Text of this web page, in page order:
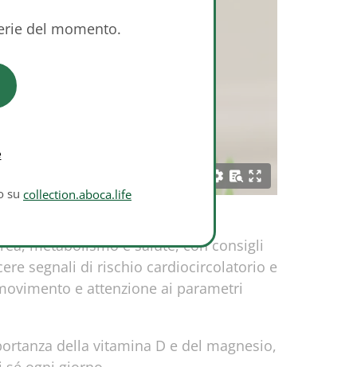
del momento.
su collection.aboca.life
metabolismo e salute, con consigli
segnali di rischio cardiocircolatorio e
e attenzione ai parametri
della vitamina D e del magnesio,